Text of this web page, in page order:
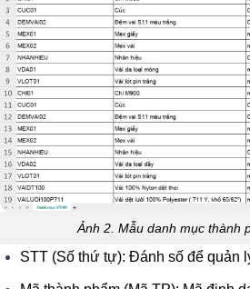
Ảnh 2. Mẫu danh mục thành
STT (Số thứ tự): Đánh số để quản